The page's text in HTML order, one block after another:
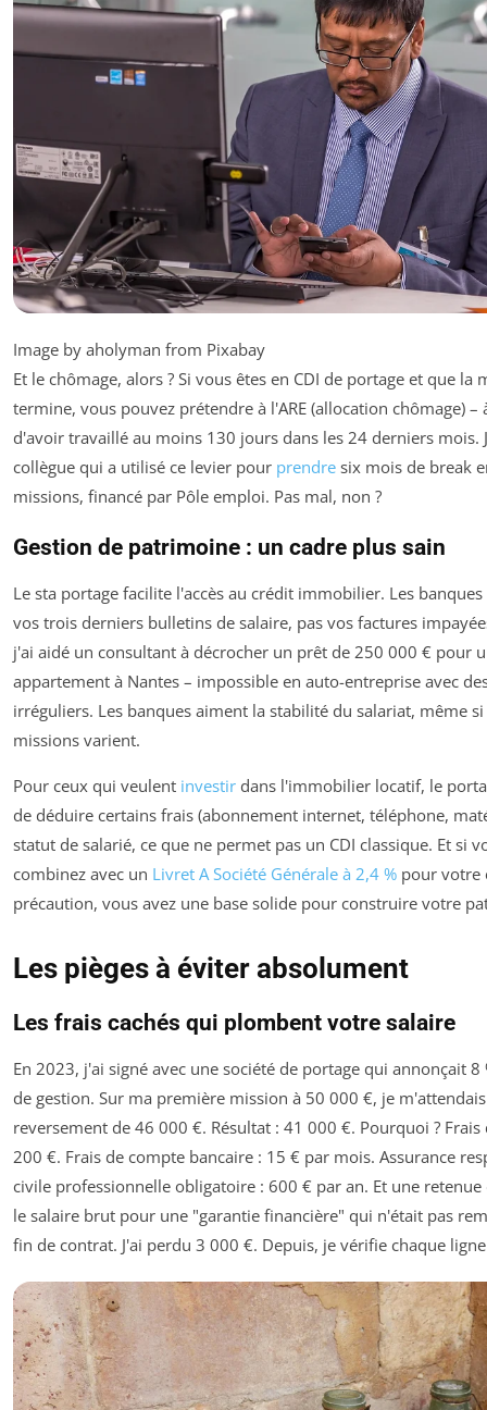
Image by aholyman from Pixabay
Et le chômage, alors ? Si vous êtes en CDI de portage et que la
termine, vous pouvez prétendre à l'ARE (allocation chômage) –
d'avoir travaillé au moins 130 jours dans les 24 derniers mois.
collègue qui a utilisé ce levier pour prendre six mois de break
missions, financé par Pôle emploi. Pas mal, non ?
Gestion de patrimoine : un cadre plus sain
Le sta portage facilite l'accès au crédit immobilier. Les
vos trois derniers bulletins de salaire, pas vos factures
j'ai aidé un consultant à décrocher un prêt de 250 000 € pour
appartement à Nantes – impossible en auto-entreprise avec
irréguliers. Les banques aiment la stabilité du salariat, même
missions varient.
Pour ceux qui veulent investir dans l'immobilier locatif, le
de déduire certains frais (abonnement internet, téléphone,
statut de salarié, ce que ne permet pas un CDI classique. Et si
combinez avec un Livret A Société Générale à 2,4 % pour votre
précaution, vous avez une base solide pour construire votre
Les pièges à éviter absolument
Les frais cachés qui plombent votre salaire
En 2023, j'ai signé avec une société de portage qui annonçait 8
de gestion. Sur ma première mission à 50 000 €, je
reversement de 46 000 €. Résultat : 41 000 €. Pourquoi ? Frais
200 €. Frais de compte bancaire : 15 € par mois. Assurance
civile professionnelle obligatoire : 600 € par an. Et une retenue
le salaire brut pour une "garantie financière" qui n'était pas
fin de contrat. J'ai perdu 3 000 €. Depuis, je vérifie chaque